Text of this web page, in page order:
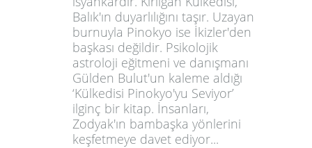
Balık'ın duyarlılığını taşır. Uzayan
burnuyla Pinokyo ise İkizler'den
başkası değildir. Psikolojik
astroloji eğitmeni ve danışmanı
Gülden Bulut'un kaleme aldığı
‘Külkedisi Pinokyo'yu Seviyor’
ilginç bir kitap. İnsanları,
Zodyak'ın bambaşka yönlerini
keşfetmeye davet ediyor...